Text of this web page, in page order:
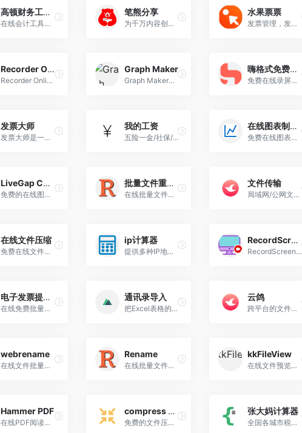
高顿财务工具库
在线会计工具库,常用企业财务工具,个人理财工具箱
笔熊分享
为千万内容创造者提供内容安全分享服务
水果票票
发票管理，发票一键收集、整理、报销、验真快捷处理，快速上传发票、精确OCR识别发票信息，批量文件夹管理发票、生成报销单、发票合并打印、发票验真和发票信息提取导出
Recorder Online
Recorder Online免费且易于使用的在线屏幕录制工具，无需下载安装，无需注册，打开浏览器即可录屏
Graph Maker
Graph Maker是一个功能强大的在线图表生成工具，专为需要可视化数据的用户量身打造。
嗨格式免费在线录屏
免费在线录屏，简单实用高效无水印。支持屏幕、窗口录制与网页标签录制，同时录制系统及麦克风声音，录制视频可下载到本地，无需下载任何软件或插件即可免费使用
发票大师
发票大师是一款专为企业及个人设计的智能电子发票管理工具，致力于解决电子发票处理中的效率低下、操作繁琐等痛点。
我的工资
五险一金/社保/公积金/税后工资计算器，支持多城市
在线图表制作工具
免费在线图表制作工具，可从CSV数据创建专业的图表和图形。通过折线图、柱状图、饼图、散点图、雷达图等多种图表类型，轻松可视化您的数据。
LiveGap Charts
免费的在线图表制作工具，具有实时预览功能，可轻松创建具有50多种模板和10多种图表类型（折线图-条形图-饼图...）的动画图
批量文件重命名
在线批量文件重命名工具
文件传输
局域网/公网文件传输工具
在线文件压缩
免费在线文件压缩工具,在线文件压缩器
ip计算器
提供多种IP地址计算工具的网站
RecordScreen(在线录屏工具)
RecordScreen.io网页在线录屏工具
电子发票提取助手
在线免费批量提取电子发票到Excel!
通讯录导入
把Excel表格的联系人快速导入到手机
云鸽
跨平台的文件传输工具
webrename
在线文件批量重命名工具
Rename
在线批量文件重命名工具
kkFileView
在线文件预览工具
Hammer PDF
在线PDF阅读器工具
compress online
免费的文件压缩器可让您快速压缩PDF，JPG，PNG，SVG，GIF，WEBP和视频文件，而不会损失质量。
张大妈计算器
全国各城市税后工资个税计算器及周边服务